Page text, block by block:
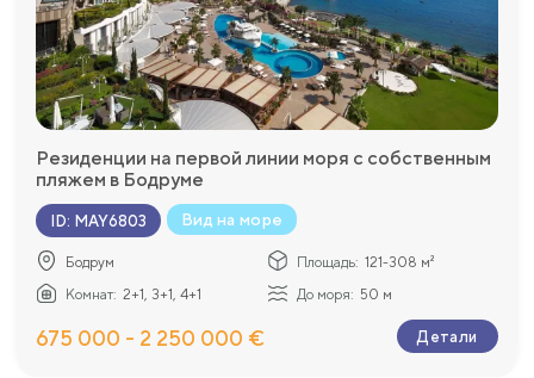
Резиденции на первой линии моря с собственным
пляжем в Бодруме
ID: MAY6803 Вид на море
Бодрум Площадь: 121-308 м²
Комнат: 2+1, 3+1, 4+1 До моря: 50 м
675 000 - 2 250 000 € Детали